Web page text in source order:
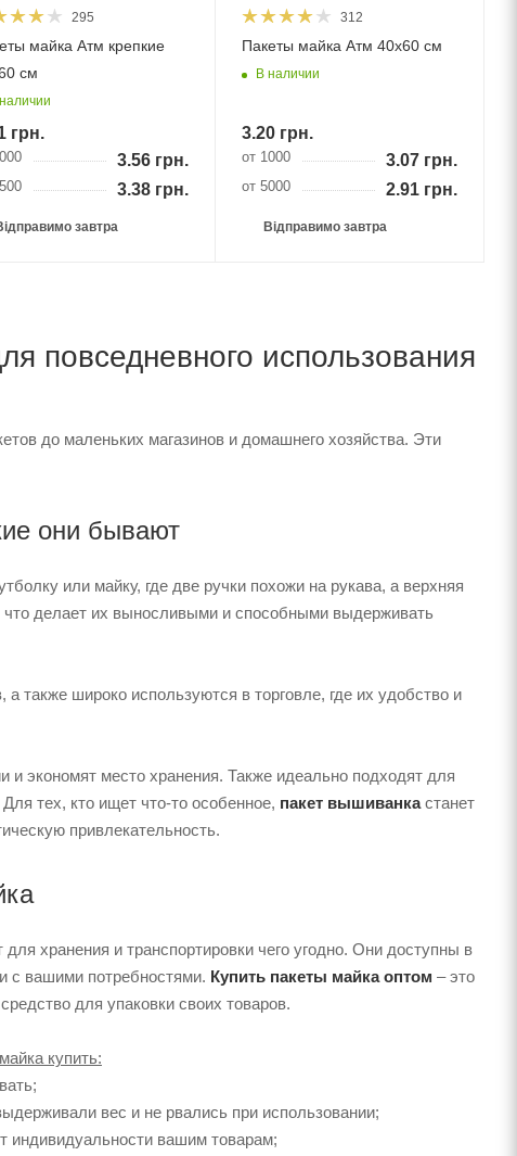
295
майка Атм крепкие
см
грн.
3.56грн.
3.38грн.
завтра
312
Пакеты майка Атм 40х60 см
В наличии
3.20грн.
от 1000 3.07 грн.
от 5000 2.91 грн.
Відправимо завтра
повседневного использования
до маленьких магазинов и домашнего хозяйства. Эти
они бывают
или майку, где две ручки похожи на рукава, а верхняя
что делает их выносливыми и способными выдерживать
также широко используются в торговле, где их удобство и
и экономят место хранения. Также идеально подходят для
тех, кто ищет что-то особенное, пакет вышиванкастанет
привлекательность.
хранения и транспортировки чего угодно. Они доступны в
с вашими потребностями. Купить пакеты майка оптом – это
для упаковки своих товаров.
купить:
вес и не рвались при использовании;
индивидуальности вашим товарам;